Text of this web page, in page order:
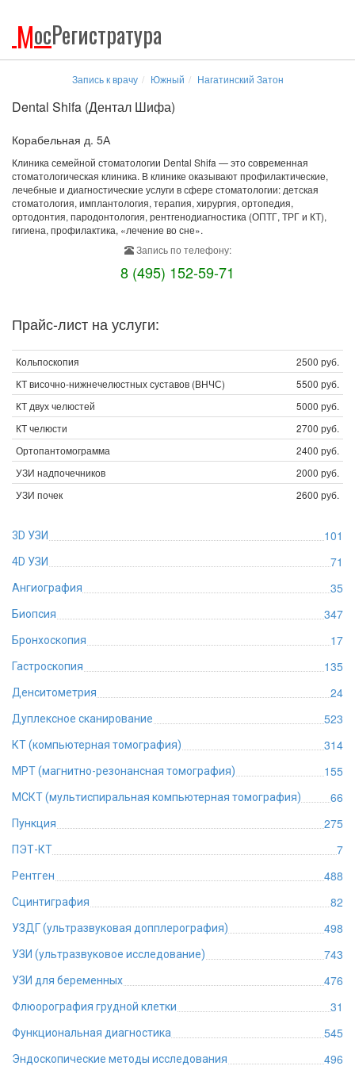
МосРегистратура
Запись к врачу Южный Нагатинский Затон
Dental Shifa (Дентал Шифа)
Корабельная д. 5А
Клиника семейной стоматологии Dental Shifa — это современная
стоматологическая клиника. В клинике оказывают профилактические,
лечебные и диагностические услуги в сфере стоматологии: детская
стоматология, имплантология, терапия, хирургия, ортопедия,
ортодонтия, пародонтология, рентгенодиагностика (ОПТГ, ТРГ и КТ),
гигиена, профилактика, «лечение во сне».
Запись по телефону:
8 (495) 152-59-71
Прайс-лист на услуги:
Кольпоскопия
2500 руб.
КТ височно-нижнечелюстных суставов (ВНЧС)
5500 руб.
КТ двух челюстей
5000 руб.
КТ челюсти
2700 руб.
Ортопантомограмма
2400 руб.
УЗИ надпочечников
2000 руб.
УЗИ почек
2600 руб.
3D УЗИ 101
4D УЗИ 71
Ангиография 35
Биопсия 347
Бронхоскопия 17
Гастроскопия 135
Денситометрия 24
Дуплексное сканирование 523
КТ (компьютерная томография) 314
МРТ (магнитно-резонансная томография) 155
МСКТ (мультиспиральная компьютерная томография) 66
Пункция 275
ПЭТ-КТ 7
Рентген 488
Сцинтиграфия 82
УЗДГ (ультразвуковая допплерография) 498
УЗИ (ультразвуковое исследование) 743
УЗИ для беременных 476
Флюорография грудной клетки 31
Функциональная диагностика 545
Эндоскопические методы исследования 496